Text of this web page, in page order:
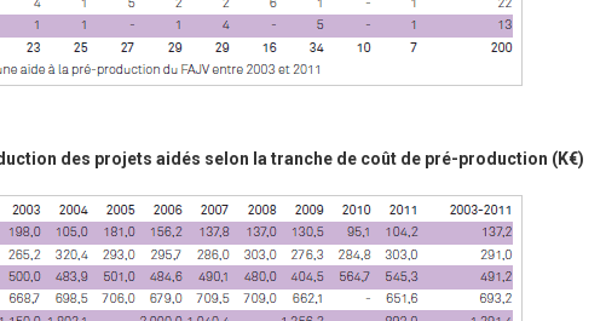
des projets aidés selon la tranche de coût de pré-production (K€)